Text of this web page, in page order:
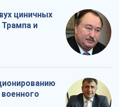
циничных
Трампа и